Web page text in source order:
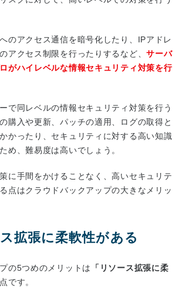
のアクセス通信を暗号化したり、IPアドレ
アクセス制限を行ったりするなど、サーバ
がハイレベルな情報セキュリティ対策を行
で同レベルの情報セキュリティ対策を行う
購入や更新、パッチの適用、ログの取得と
かったり、セキュリティに対する高い知識
め、難易度は高いでしょう。
に手間をかけることなく、高いセキュリテ
点はクラウドバックアップの大きなメリッ
拡張に柔軟性がある
の5つめのメリットは
「リソース拡張に柔
です。